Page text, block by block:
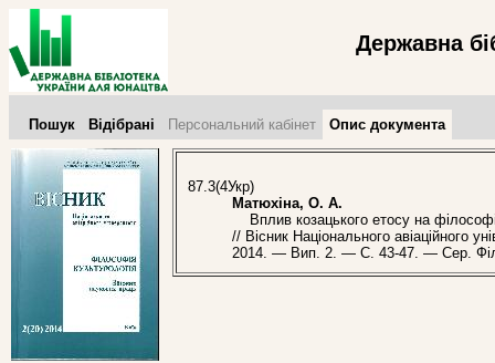
Державна
Пошук Відібрані Персональний кабінет Опис документа
87.3(4Укр)
Матюхіна, О. А.
Вплив козацького етосу на
// Вісник Національного авіаційного
2014. — Вип. 2. — С. 43-47. — Сер.